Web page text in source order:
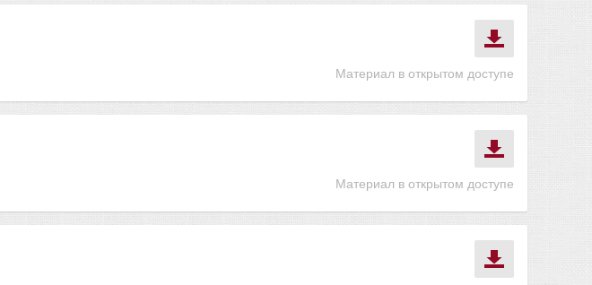
Материал в открытом доступе
Материал в открытом доступе